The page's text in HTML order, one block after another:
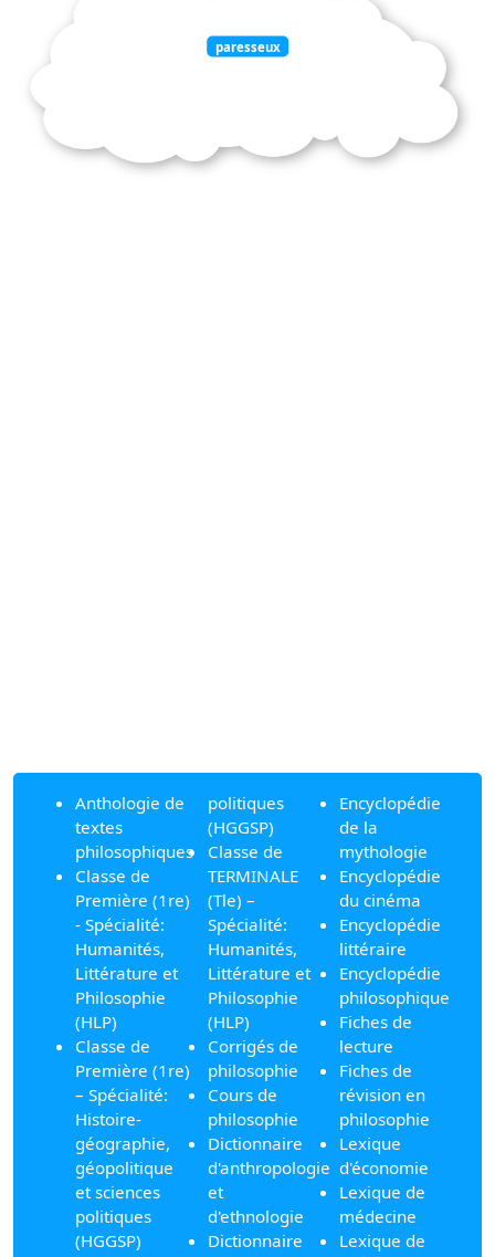
paresseux
Anthologie de
textes
philosophiques
Classe de
Première (1re)
- Spécialité:
Humanités,
Littérature et
Philosophie
(HLP)
Classe de
Première (1re)
– Spécialité:
Histoire-
géographie,
géopolitique
et sciences
politiques
(HGGSP)
politiques
(HGGSP)
Classe de
TERMINALE
(Tle) –
Spécialité:
Humanités,
Littérature et
Philosophie
(HLP)
Corrigés de
philosophie
Cours de
philosophie
Dictionnaire
d'anthropologie
et
d'ethnologie
Dictionnaire
Encyclopédie
de la
mythologie
Encyclopédie
du cinéma
Encyclopédie
littéraire
Encyclopédie
philosophique
Fiches de
lecture
Fiches de
révision en
philosophie
Lexique
d'économie
Lexique de
médecine
Lexique de